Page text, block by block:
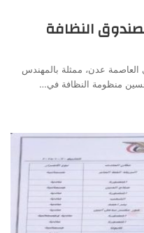
النظافة
عدن، ممثلة بالمهندس
منظومة النظافة في…